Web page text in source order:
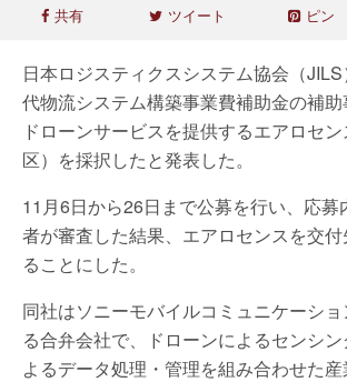
共有 ツイート ピン
日本ロジスティクスシステム協会（
代物流システム構築事業費補助金の補助
ドローンサービスを提供するエアロセ
区）を採択したと発表した。
11月6日から26日まで公募を行い、応募
者が審査した結果、エアロセンスを交
ることにした。
同社はソニーモバイルコミュニケーシ
る合弁会社で、ドローンによるセンシ
よるデータ処理・管理を組み合わせた